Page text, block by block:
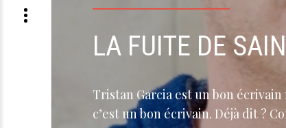
LA FUITE DE
Tristan Garcia est un bon
c’est un bon écrivain. Déjà dit ?